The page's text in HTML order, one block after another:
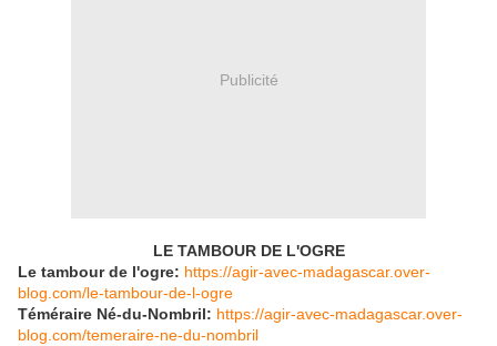
Publicité
LE TAMBOUR DE L'OGRE
Le tambour de l'ogre: https://agir-avec-madagascar.over-
blog.com/le-tambour-de-l-ogre
Téméraire Né-du-Nombril: https://agir-avec-madagascar.over-
blog.com/temeraire-ne-du-nombril